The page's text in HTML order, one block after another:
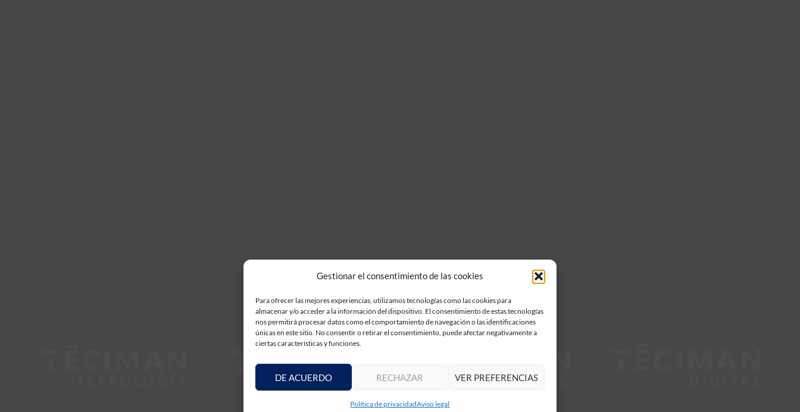
Gestionar el consentimiento de las cookies
Para ofrecer las mejores experiencias, utilizamos tecnologías como las cookies para
almacenar y/o acceder a la información del dispositivo. El consentimiento de estas tecnologías
nos permitirá procesar datos como el comportamiento de navegación o las identificaciones
únicas en este sitio. No consentir o retirar el consentimiento, puede afectar negativamente a
ciertas características y funciones.
DE ACUERDO RECHAZAR VER PREFERENCIAS
Política de privacidadAviso legal